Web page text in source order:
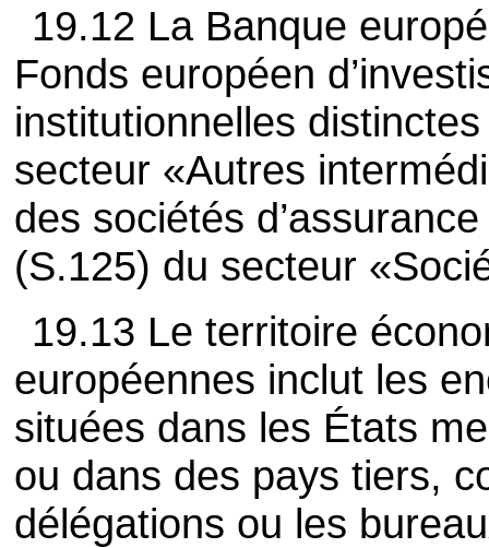
19.12 La Banque
Fonds européen
institutionnelles
secteur «Autres
des sociétés
(S.125) du secteur
19.13 Le territoire
européennes inclut les
situées dans les États
ou dans des pays tiers,
délégations ou les